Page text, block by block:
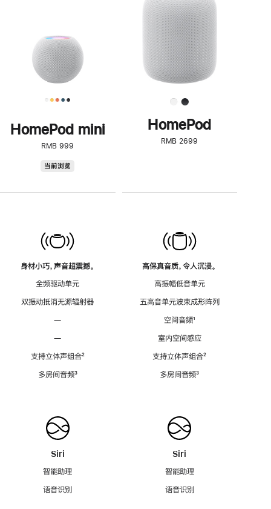
HomePod mini
RMB 999
当前浏览
身材小巧，声音超震撼。
全频驱动单元
双振动抵消无源辐射器
—
—
支持立体声组合脚
²
多房间音频脚
³
Siri
智能助理
语音识别
了
解
HomePod<
HomePod
RMB 2699
高保真音质，令人沉浸。
高振幅低音单元
五高音单元波束成形阵列
空间音频脚
¹
室内空间感应
支持立体声组合脚
²
多房间音频脚
³
Siri
智能助理
语音识别